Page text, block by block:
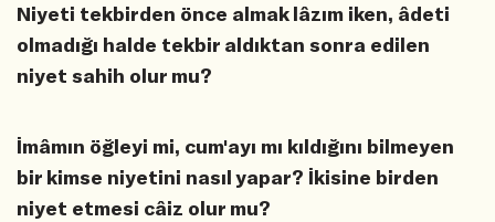
Niyeti tekbirden önce almak lâzım iken, âdeti
olmadığı halde tekbir aldıktan sonra edilen
niyet sahih olur mu?
İmâmın öğleyi mi, cum'ayı mı kıldığını bilmeyen
bir kimse niyetini nasıl yapar? İkisine birden
niyet etmesi câiz olur mu?